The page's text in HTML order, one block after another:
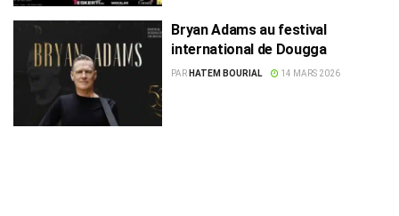
Bryan Adams au festival
international de Dougga
PAR HATEM BOURIAL 14 MARS 2026